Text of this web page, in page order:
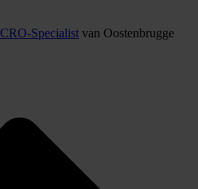
CRO-Specialist van Oostenbrugge